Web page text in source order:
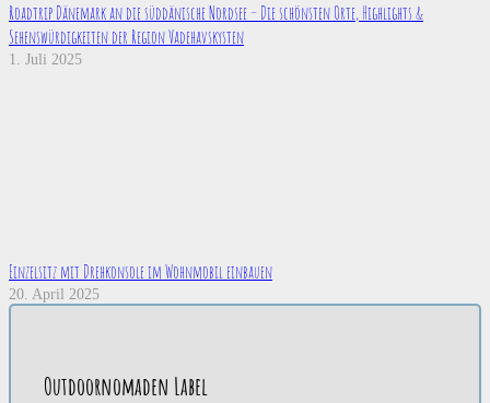
Roadtrip Dänemark an die süddänische Nordsee – Die schönsten Orte, Highlights &
Sehenswürdigkeiten der Region Vadehavskysten
1. Juli 2025
Einzelsitz mit Drehkonsole im Wohnmobil einbauen
20. April 2025
Outdoornomaden Label